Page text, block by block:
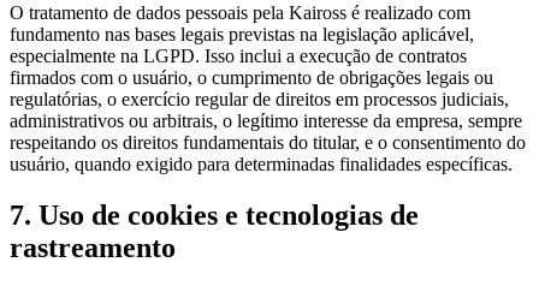
O tratamento de dados pessoais pela Kaiross é realizado com
fundamento nas bases legais previstas na legislação aplicável,
especialmente na LGPD. Isso inclui a execução de contratos
firmados com o usuário, o cumprimento de obrigações legais ou
regulatórias, o exercício regular de direitos em processos judiciais,
administrativos ou arbitrais, o legítimo interesse da empresa, sempre
respeitando os direitos fundamentais do titular, e o consentimento do
usuário, quando exigido para determinadas finalidades específicas.
7. Uso de cookies e tecnologias de
rastreamento